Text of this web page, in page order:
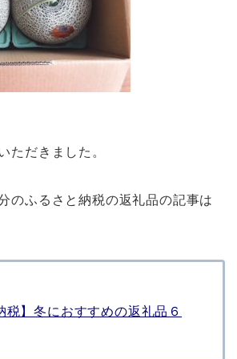
ただきました。
のふるさと納税の返礼品の記事は
税】冬におすすめの返礼品６